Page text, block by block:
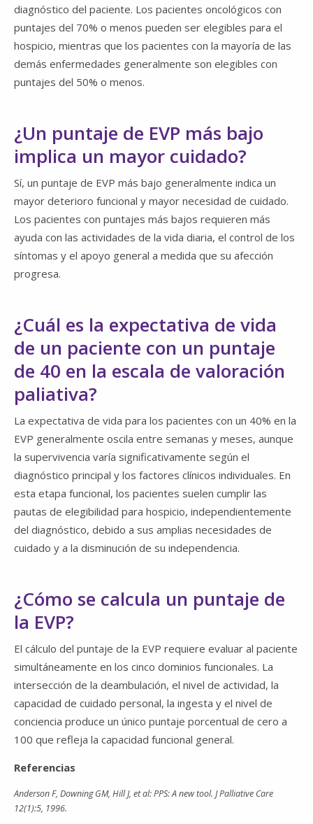
diagnóstico del paciente. Los pacientes oncológicos con
puntajes del 70% o menos pueden ser elegibles para el
hospicio, mientras que los pacientes con la mayoría de las
demás enfermedades generalmente son elegibles con
puntajes del 50% o menos.
¿Un puntaje de EVP más bajo
implica un mayor cuidado?
Sí, un puntaje de EVP más bajo generalmente indica un
mayor deterioro funcional y mayor necesidad de cuidado.
Los pacientes con puntajes más bajos requieren más
ayuda con las actividades de la vida diaria, el control de los
síntomas y el apoyo general a medida que su afección
progresa.
¿Cuál es la expectativa de vida
de un paciente con un puntaje
de 40 en la escala de valoración
paliativa?
La expectativa de vida para los pacientes con un 40% en la
EVP generalmente oscila entre semanas y meses, aunque
la supervivencia varía significativamente según el
diagnóstico principal y los factores clínicos individuales. En
esta etapa funcional, los pacientes suelen cumplir las
pautas de elegibilidad para hospicio, independientemente
del diagnóstico, debido a sus amplias necesidades de
cuidado y a la disminución de su independencia.
¿Cómo se calcula un puntaje de
la EVP?
El cálculo del puntaje de la EVP requiere evaluar al paciente
simultáneamente en los cinco dominios funcionales. La
intersección de la deambulación, el nivel de actividad, la
capacidad de cuidado personal, la ingesta y el nivel de
conciencia produce un único puntaje porcentual de cero a
100 que refleja la capacidad funcional general.
Referencias
Anderson F, Downing GM, Hill J, et al: PPS: A new tool. J Palliative Care
12(1):5, 1996.